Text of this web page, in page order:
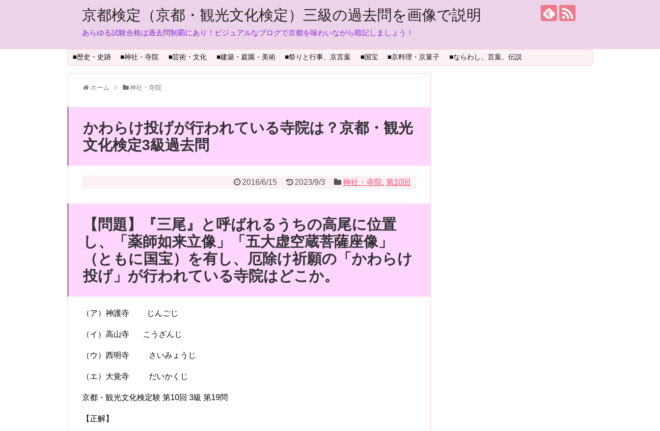
京都検定（京都・観光文化検定）三級の過去問を画像で説明
あらゆる試験合格は過去問制覇にあり！ビジュアルなブログで京都を味わいながら暗記しましょう！
■歴史・史跡 ■神社・寺院 ■芸術・文化 ■建築・庭園・美術 ■祭りと行事、京言葉 ■国宝 ■京料理・京菓子 ■ならわし、言葉、伝説
ホーム 神社・寺院
かわらけ投げが行われている寺院は？京都・観光
文化検定3級過去問
2016/6/15 2023/9/3 神社・寺院, 第10回
【問題】『三尾』と呼ばれるうちの高尾に位置
し、「薬師如来立像」「五大虚空蔵菩薩座像」
（ともに国宝）を有し、厄除け祈願の「かわらけ
投げ」が行われている寺院はどこか。
（ア）神護寺 じんごじ
（イ）高山寺 こうざんじ
（ウ）西明寺 さいみょうじ
（エ）大覚寺 だいかくじ
京都・観光文化検定験 第10回 3級 第19問
【正解】